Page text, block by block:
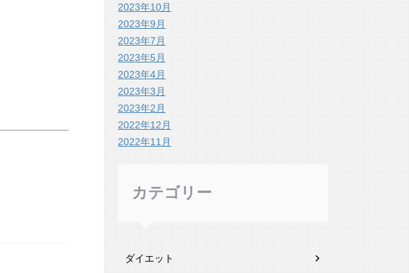
2023年10月
2023年9月
2023年7月
2023年5月
2023年4月
2023年3月
2023年2月
2022年12月
2022年11月
カテゴリー
ダイエット